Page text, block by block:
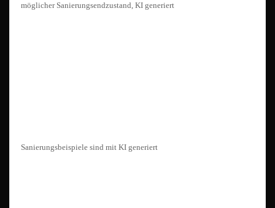
möglicher Sanierungsendzustand, KI generiert
Sanierungsbeispiele sind mit KI generiert